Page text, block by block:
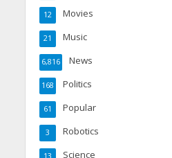
Movies
12
Music
21
News
6,816
Politics
168
Popular
61
Robotics
3
Science